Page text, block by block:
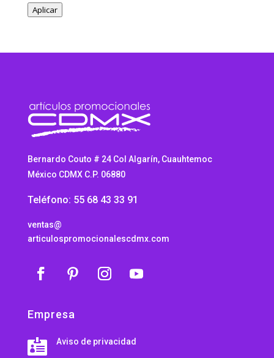
Aplicar
Bernardo Couto # 24 Col Algarín, Cuauhtemoc
México CDMX C.P. 06880
Teléfono: 55 68 43 33 91
ventas@
articulospromocionalescdmx.com
Empresa
 Aviso de privacidad